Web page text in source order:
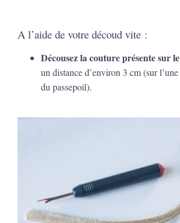
A l’aide de votre découd vite :
Décousez la couture présente sur
un distance d’environ 3 cm (sur
du passepoil).